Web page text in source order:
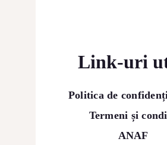
Link-uri
Politica de
Termeni și
ANAF